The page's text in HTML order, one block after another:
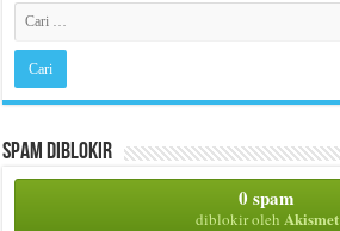
Spam Diblokir
0 spam
diblokir oleh Akismet